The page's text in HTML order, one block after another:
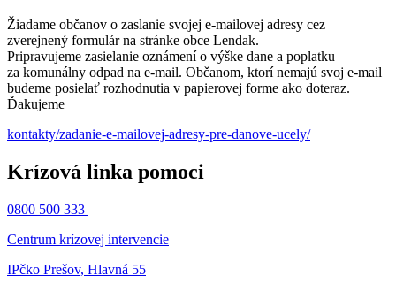
Žiadame občanov o zaslanie svojej e-mailovej adresy cez
zverejnený formulár na stránke obce Lendak.
Pripravujeme zasielanie oznámení o výške dane a poplatku
za komunálny odpad na e-mail. Občanom, ktorí nemajú svoj e-mail
budeme posielať rozhodnutia v papierovej forme ako doteraz.
Ďakujeme
kontakty/zadanie-e-mailovej-adresy-pre-danove-ucely/
Krízová linka pomoci
0800 500 333
Centrum krízovej intervencie
IPčko Prešov, Hlavná 55